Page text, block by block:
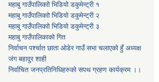
महाबु गाउँपालिकाो भिडियो डकुमेन्ट्री १
महाबु गाउँपालिकाो भिडियो डकुमेन्ट्री २
महाबु गाउँपालिकाो भिडियो डकुमेन्ट्री ३
महाबु गाउँपालिकाको गित
निर्वाचन पर्श्चात छाता ओडेर गाउँ सभा चलाएको हुँ अध्यक्ष
जंग बहादुर शाही
निर्वाचित जनप्रतिनिधिहरुको सपथ ग्रहण कार्यक्रम ।।